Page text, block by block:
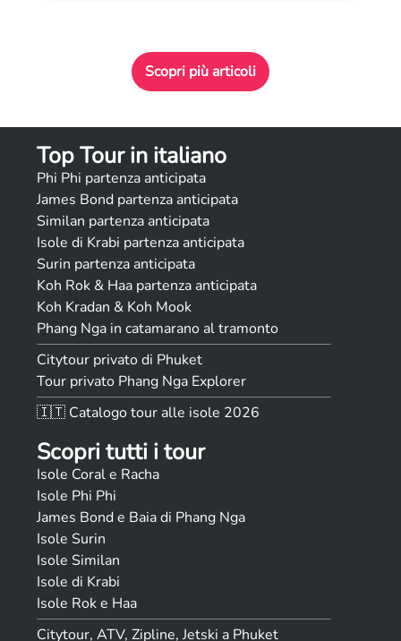
Scopri più articoli
Top Tour in italiano
Phi Phi partenza anticipata
James Bond partenza anticipata
Similan partenza anticipata
Isole di Krabi partenza anticipata
Surin partenza anticipata
Koh Rok & Haa partenza anticipata
Koh Kradan & Koh Mook
Phang Nga in catamarano al tramonto
Citytour privato di Phuket
Tour privato Phang Nga Explorer
🇮🇹 Catalogo tour alle isole 2026
Scopri tutti i tour
Isole Coral e Racha
Isole Phi Phi
James Bond e Baia di Phang Nga
Isole Surin
Isole Similan
Isole di Krabi
Isole Rok e Haa
Citytour, ATV, Zipline, Jetski a Phuket